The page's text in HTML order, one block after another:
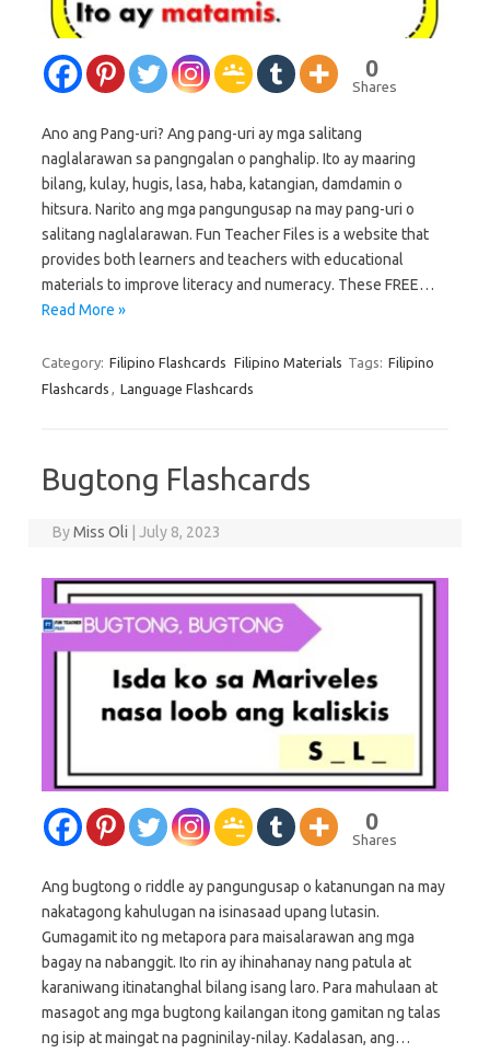
0
Shares
Ano ang Pang-uri? Ang pang-uri ay mga salitang
naglalarawan sa pangngalan o panghalip. Ito ay maaring
bilang, kulay, hugis, lasa, haba, katangian, damdamin o
hitsura. Narito ang mga pangungusap na may pang-uri o
salitang naglalarawan. Fun Teacher Files is a website that
provides both learners and teachers with educational
materials to improve literacy and numeracy. These FREE…
Read More »
Category: Filipino Flashcards Filipino Materials Tags: Filipino
Flashcards
Language Flashcards
Bugtong Flashcards
ByMiss Oli July 8, 2023
0
Shares
Ang bugtong o riddle ay pangungusap o katanungan na may
nakatagong kahulugan na isinasaad upang lutasin.
Gumagamit ito ng metapora para maisalarawan ang mga
bagay na nabanggit. Ito rin ay ihinahanay nang patula at
karaniwang itinatanghal bilang isang laro. Para mahulaan at
masagot ang mga bugtong kailangan itong gamitan ng talas
ng isip at maingat na pagninilay-nilay. Kadalasan, ang…